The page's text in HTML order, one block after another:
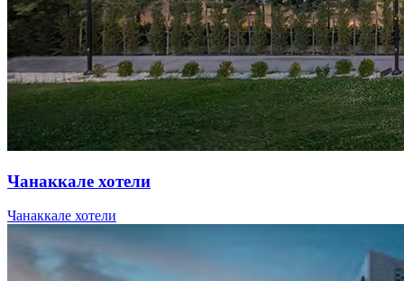
Чанаккале хотели
Чанаккале хотели